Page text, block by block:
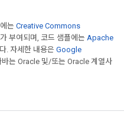
는 Creative Commons
부여되며, 코드 샘플에는 Apache
. 자세한 내용은 Google
바는 Oracle 및/또는 Oracle 계열사